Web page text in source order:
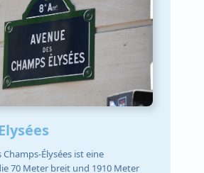
Champs-Élysées ist eine
70 Meter breit und 1910 Meter